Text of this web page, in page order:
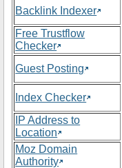
Backlink Indexer
Free Trustflow
Checker
Guest Posting
Index Checker
IP Address to
Location
Moz Domain
Authority